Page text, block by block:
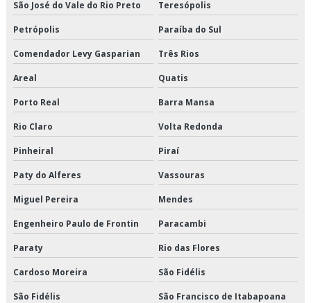
Distribuição de alimentos climatizados preço
Distribuição de alimentos climatizados são paulo
Distribuição de alimentos climatizados valor
Distribuição de alimentos congelados em sp
Distribuição de alimentos congelados preço
Distribuição de alimentos congelados valor
Distribuição de alimentos refrigerados em sp
Distribuição de alimentos refrigerados preço
Distribuição de alimentos refrigerados são paulo
São José do Vale do Rio Preto Teresópolis
Petrópolis Paraíba do Sul
Comendador Levy Gasparian Três Rios
Areal Quatis
Porto Real Barra Mansa
Rio Claro Volta Redonda
Pinheiral Piraí
Paty do Alferes Vassouras
Miguel Pereira Mendes
Engenheiro Paulo de Frontin Paracambi
Paraty Rio das Flores
Cardoso Moreira São Fidélis
São Fidélis São Francisco de Itabapoana